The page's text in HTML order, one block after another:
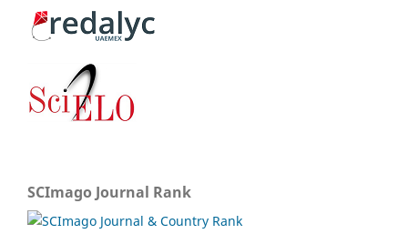
SCImago Journal Rank